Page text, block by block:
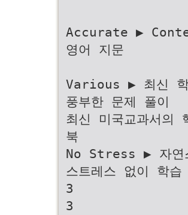
Accurate ▶
영어 지문
Various ▶ 최신 학
풍부한 문제 풀이
최신 미국교과서의
북
No Stress ▶ 자연
스트레스 없이 학
3
3